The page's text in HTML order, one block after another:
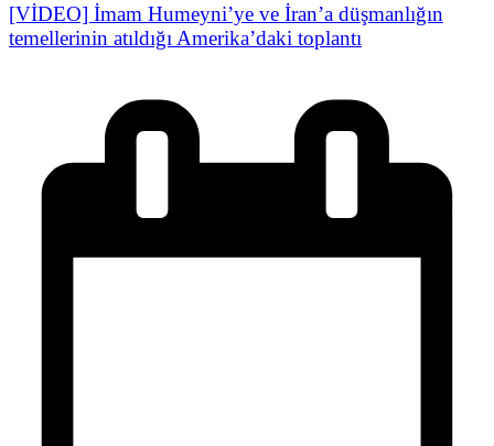
[VİDEO] İmam Humeyni’ye ve İran’a düşmanlığın
temellerinin atıldığı Amerika’daki toplantı